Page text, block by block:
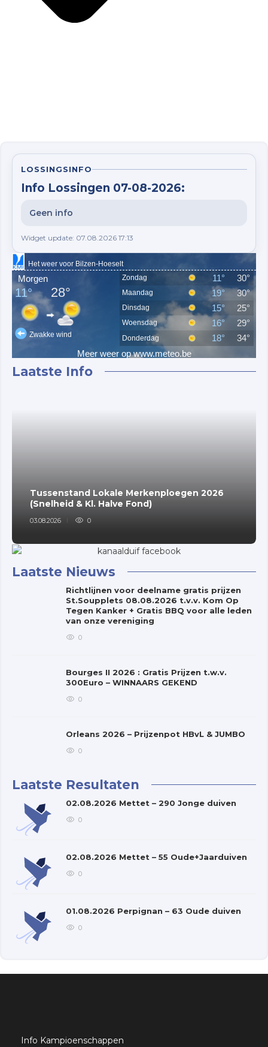
LOSSINGSINFO
Info Lossingen 07-08-2026:
Geen info
Widget update: 07.08.2026 17:13
Laatste Info
Tussenstand Lokale Merkenploegen 2026
(Snelheid & Kl. Halve Fond)
03.08.2026 0
Laatste Nieuws
Richtlijnen voor deelname gratis prijzen
St.Soupplets 08.08.2026 t.v.v. Kom Op
Tegen Kanker + Gratis BBQ voor alle leden
van onze vereniging
0
Bourges II 2026 : Gratis Prijzen t.w.v.
300Euro – WINNAARS GEKEND
0
Orleans 2026 – Prijzenpot HBvL & JUMBO
0
Laatste Resultaten
02.08.2026 Mettet – 290 Jonge duiven
0
02.08.2026 Mettet – 55 Oude+Jaarduiven
0
01.08.2026 Perpignan – 63 Oude duiven
0
Info Kampioenschappen